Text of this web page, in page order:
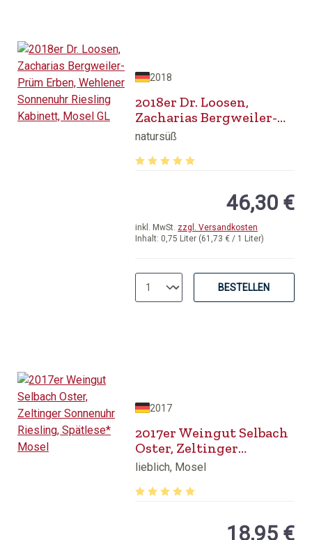
2018
2018er Dr. Loosen,
Zacharias Bergweiler-
Prüm Erben, Wehlener
Kabinett, Mosel GL
natursüß
Inhalt: 0,75 Liter (61,73 € / 1 Liter)
inkl. MwSt. zzgl. Versandkosten
46,30 €
BESTELLEN
2017
2017er Weingut Selbach
Oster, Zeltinger
Sonnenuhr Riesling,
lieblich, Mosel
18,95 €